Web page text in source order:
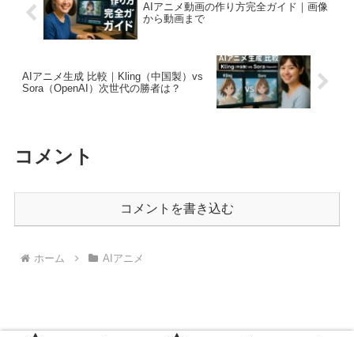
AIアニメ動画の作り方完全ガイド｜画像
から動画まで
AIアニメ生成 比較｜Kling（中国製）vs
Sora（OpenAI）次世代の勝者は？
コメント
コメントを書き込む
ホーム AIアニメ